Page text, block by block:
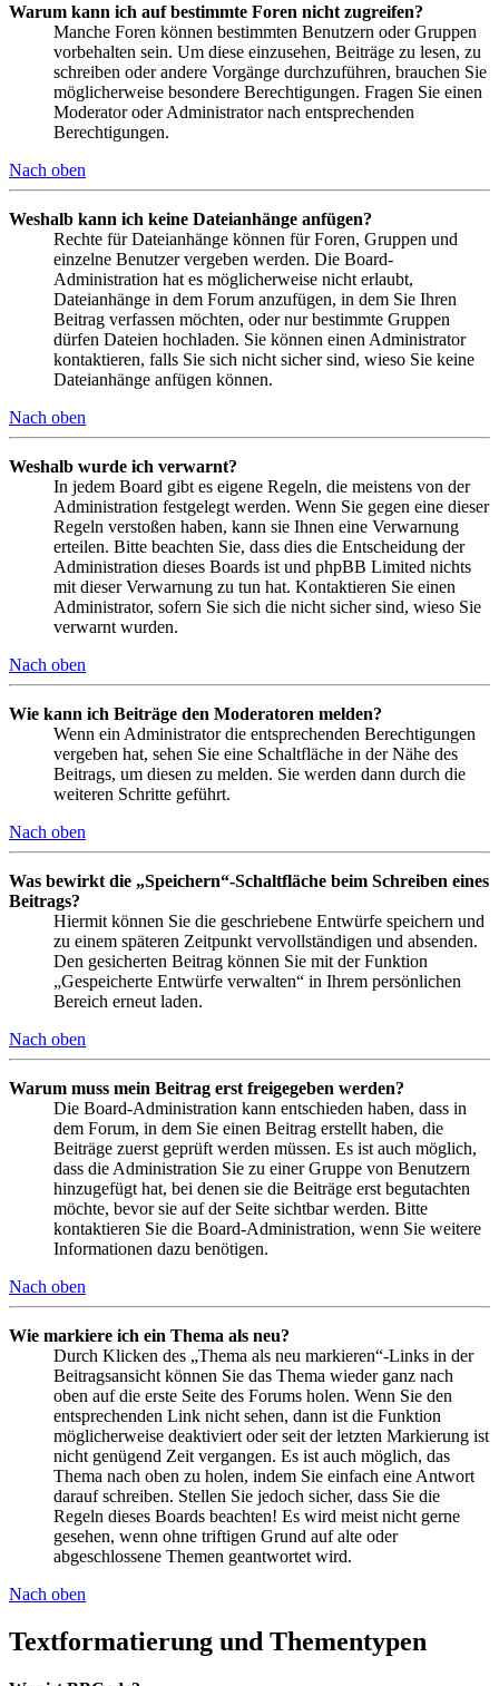
Warum kann ich auf bestimmte Foren nicht zugreifen?
Manche Foren können bestimmten Benutzern oder Gruppen
vorbehalten sein. Um diese einzusehen, Beiträge zu lesen, zu
schreiben oder andere Vorgänge durchzuführen, brauchen Sie
möglicherweise besondere Berechtigungen. Fragen Sie einen
Moderator oder Administrator nach entsprechenden
Berechtigungen.
Nach oben
Weshalb kann ich keine Dateianhänge anfügen?
Rechte für Dateianhänge können für Foren, Gruppen und
einzelne Benutzer vergeben werden. Die Board-
Administration hat es möglicherweise nicht erlaubt,
Dateianhänge in dem Forum anzufügen, in dem Sie Ihren
Beitrag verfassen möchten, oder nur bestimmte Gruppen
dürfen Dateien hochladen. Sie können einen Administrator
kontaktieren, falls Sie sich nicht sicher sind, wieso Sie keine
Dateianhänge anfügen können.
Nach oben
Weshalb wurde ich verwarnt?
In jedem Board gibt es eigene Regeln, die meistens von der
Administration festgelegt werden. Wenn Sie gegen eine dieser
Regeln verstoßen haben, kann sie Ihnen eine Verwarnung
erteilen. Bitte beachten Sie, dass dies die Entscheidung der
Administration dieses Boards ist und phpBB Limited nichts
mit dieser Verwarnung zu tun hat. Kontaktieren Sie einen
Administrator, sofern Sie sich die nicht sicher sind, wieso Sie
verwarnt wurden.
Nach oben
Wie kann ich Beiträge den Moderatoren melden?
Wenn ein Administrator die entsprechenden Berechtigungen
vergeben hat, sehen Sie eine Schaltfläche in der Nähe des
Beitrags, um diesen zu melden. Sie werden dann durch die
weiteren Schritte geführt.
Nach oben
Was bewirkt die „Speichern“-Schaltfläche beim Schreiben eines
Beitrags?
Hiermit können Sie die geschriebene Entwürfe speichern und
zu einem späteren Zeitpunkt vervollständigen und absenden.
Den gesicherten Beitrag können Sie mit der Funktion
„Gespeicherte Entwürfe verwalten“ in Ihrem persönlichen
Bereich erneut laden.
Nach oben
Warum muss mein Beitrag erst freigegeben werden?
Die Board-Administration kann entschieden haben, dass in
dem Forum, in dem Sie einen Beitrag erstellt haben, die
Beiträge zuerst geprüft werden müssen. Es ist auch möglich,
dass die Administration Sie zu einer Gruppe von Benutzern
hinzugefügt hat, bei denen sie die Beiträge erst begutachten
möchte, bevor sie auf der Seite sichtbar werden. Bitte
kontaktieren Sie die Board-Administration, wenn Sie weitere
Informationen dazu benötigen.
Nach oben
Wie markiere ich ein Thema als neu?
Durch Klicken des „Thema als neu markieren“-Links in der
Beitragsansicht können Sie das Thema wieder ganz nach
oben auf die erste Seite des Forums holen. Wenn Sie den
entsprechenden Link nicht sehen, dann ist die Funktion
möglicherweise deaktiviert oder seit der letzten Markierung ist
nicht genügend Zeit vergangen. Es ist auch möglich, das
Thema nach oben zu holen, indem Sie einfach eine Antwort
darauf schreiben. Stellen Sie jedoch sicher, dass Sie die
Regeln dieses Boards beachten! Es wird meist nicht gerne
gesehen, wenn ohne triftigen Grund auf alte oder
abgeschlossene Themen geantwortet wird.
Nach oben
Textformatierung und Thementypen